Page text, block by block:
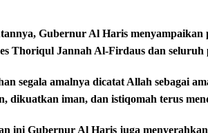
Gubernur Al Haris menyampaikan
Thoriqul Jannah Al-Firdaus dan
segala amalnya dicatat Allah sebagai
dikuatkan iman, dan istiqomah terus
ini Gubernur Al Haris juga